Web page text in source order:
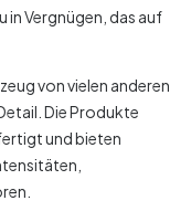
in Vergnügen, das auf
von vielen anderen
Die Produkte
und bieten